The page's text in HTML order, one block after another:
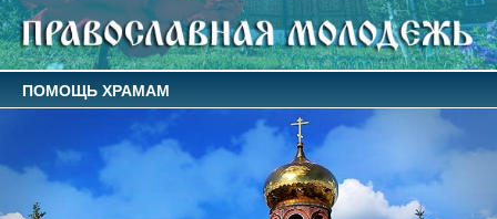
ПОМОЩЬ ХРАМАМ